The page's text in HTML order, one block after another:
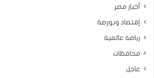
أخبار مصر
إقتصاد وبورصة
رياضة عالمية
محافظات
عاجل